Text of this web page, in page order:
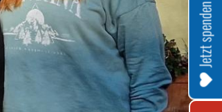
Jetzt spenden